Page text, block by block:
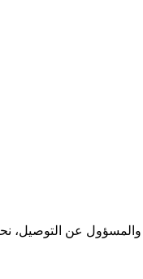
والمسؤول عن